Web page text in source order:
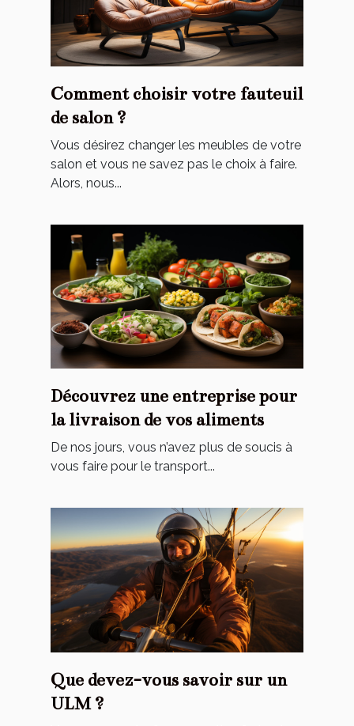
Comment choisir votre fauteuil
de salon ?
Vous désirez changer les meubles de votre
salon et vous ne savez pas le choix à faire.
Alors, nous...
Découvrez‌ ‌une‌ ‌entreprise‌ ‌pour‌
‌la‌ ‌livraison‌ ‌de‌ ‌vos‌ ‌aliments‌ ‌
De‌ ‌nos‌ ‌jours,‌ ‌vous‌ ‌n’avez‌ ‌plus‌ ‌de‌ ‌soucis‌ ‌à‌
‌vous‌ ‌faire‌ ‌pour‌ ‌le‌ ‌transport‌...
Que devez-vous savoir sur un
ULM ?